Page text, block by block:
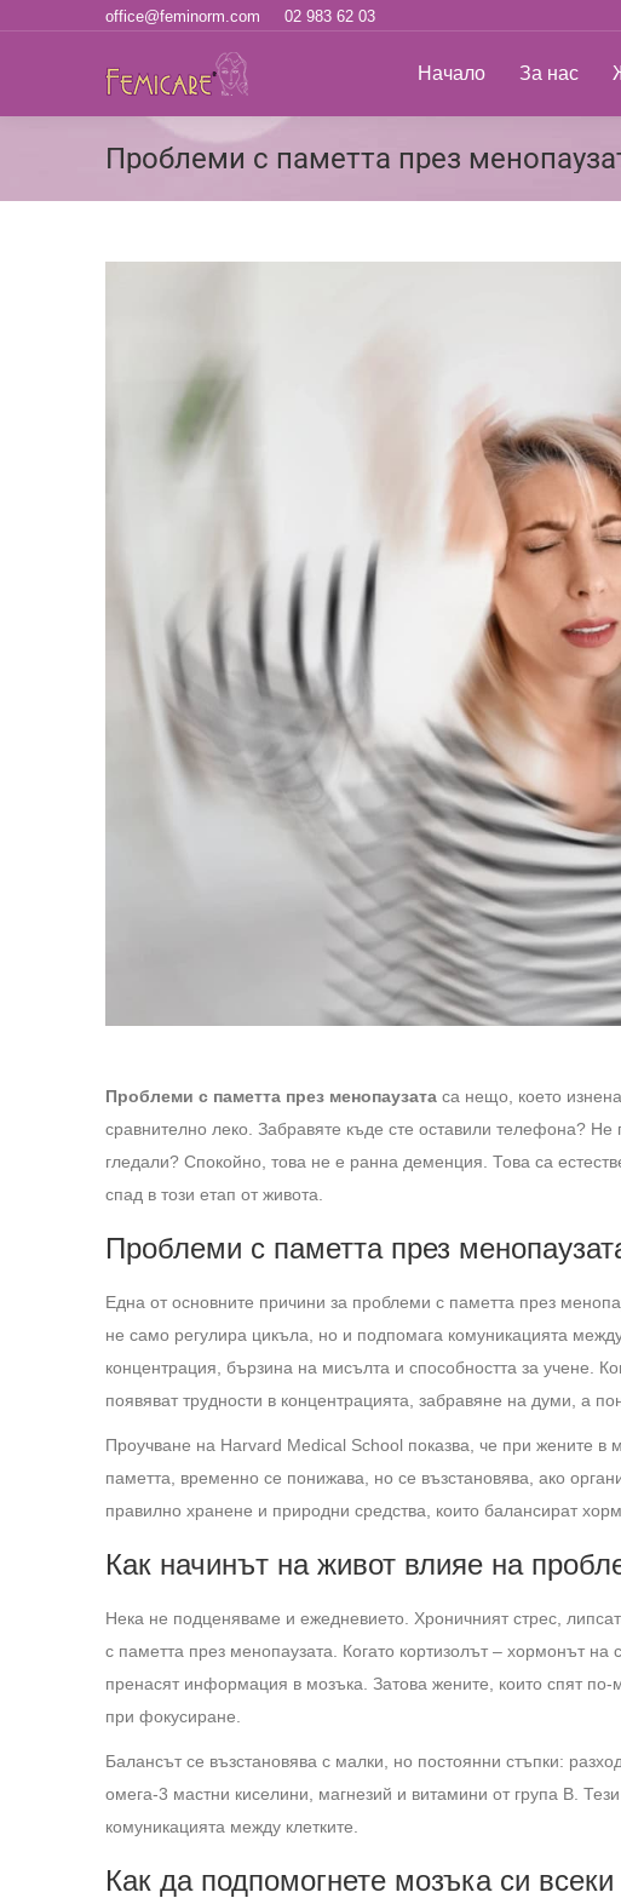
office@feminorm.com 02 983 62 03
Начало За нас
Проблеми с паметта през
Проблеми с паметта през менопаузата са нещо, което
сравнително леко. Забравяте къде сте оставили телефона?
гледали? Спокойно, това не е ранна деменция. Това са
спад в този етап от живота.
Проблеми с паметта през
Една от основните причини за проблеми с паметта през
не само регулира цикъла, но и подпомага комуникацията
концентрация, бързина на мисълта и способността за учене.
появяват трудности в концентрацията, забравяне на думи, а
Проучване на Harvard Medical School показва, че при жените в
паметта, временно се понижава, но се възстановява, ако
правилно хранене и природни средства, които балансират
Как начинът на живот влияе на
Нека не подценяваме и ежедневието. Хроничният стрес,
с паметта през менопаузата. Когато кортизолът – хормонът на
пренасят информация в мозъка. Затова жените, които спят
при фокусиране.
Балансът се възстановява с малки, но постоянни стъпки:
омега-3 мастни киселини, магнезий и витамини от група B.
комуникацията между клетките.
Как да подпомогнете мозъка си
Начало За нас